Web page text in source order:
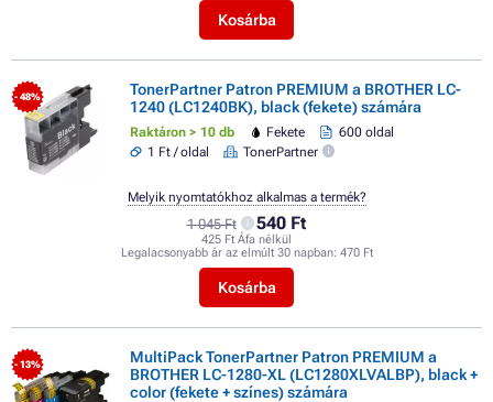
Kosárba
- 48%
TonerPartner Patron PREMIUM a BROTHER LC-
1240 (LC1240BK), black (fekete) számára
Raktáron > 10 db Fekete
600 oldal
1 Ft / oldal
TonerPartner
1 045 Ft 540 Ft
425 Ft Áfa nélkül
Legalacsonyabb ár az elmúlt 30 napban: 470 Ft
Kosárba
Melyik nyomtatókhoz alkalmas a termék?
- 13%
MultiPack TonerPartner Patron PREMIUM a
BROTHER LC-1280-XL (LC1280XLVALBP), black +
color (fekete + színes) számára